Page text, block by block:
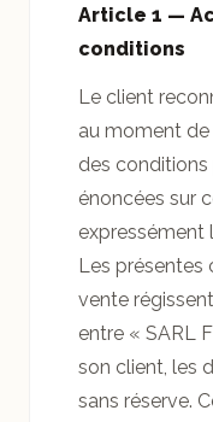
Article 1 —
conditions
Le client
au moment
des
énoncées sur
expressément
Les présentes
vente
entre « SARL
son client, les
sans réserve.